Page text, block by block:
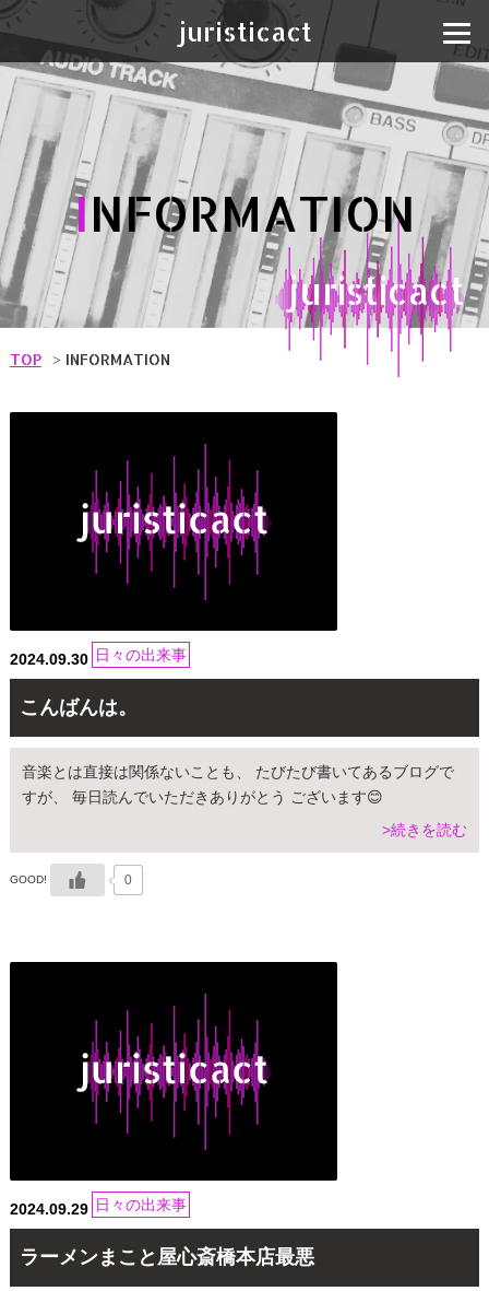
juristicact
INFORMATION
juristicact
TOP INFORMATION
2024.09.30 日々の出来事
こんばんは。
音楽とは直接は関係ないことも、 たびたび書いてあるブログで
すが、 毎日読んでいただきありがとう ございます😊
>続きを読む
GOOD! 0
2024.09.29 日々の出来事
ラーメンまこと屋心斎橋本店最悪